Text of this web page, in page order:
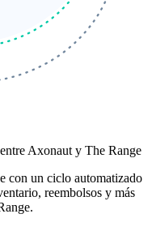
Axonaut y The Range
con un ciclo automatizado
reembolsos y más